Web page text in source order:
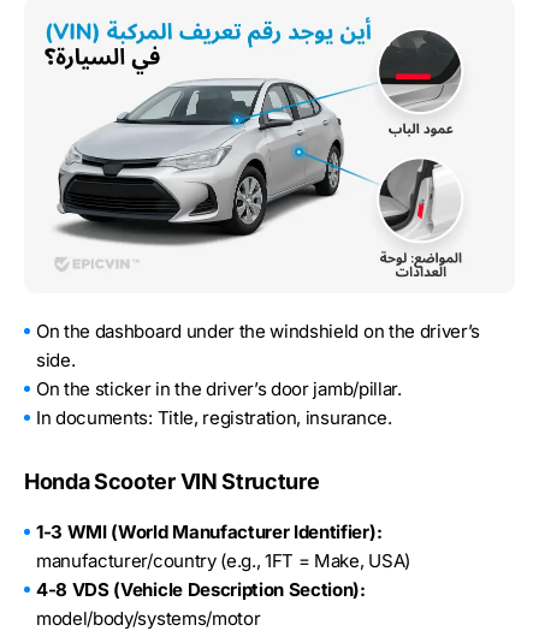
On the dashboard under the windshield on the driver’s
side.
On the sticker in the driver’s door jamb/pillar.
In documents: Title, registration, insurance.
Honda Scooter VIN Structure
1-3 WMI (World Manufacturer Identifier):
manufacturer/country (e.g., 1FT = Make, USA)
4-8 VDS (Vehicle Description Section):
model/body/systems/motor